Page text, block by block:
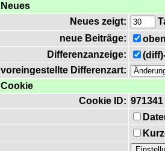
Neues
Neues zeigt:
neue Beiträge:
Differenzanzeige:
voreingestellte Differenzart:
Cookie
Cookie ID: 971341